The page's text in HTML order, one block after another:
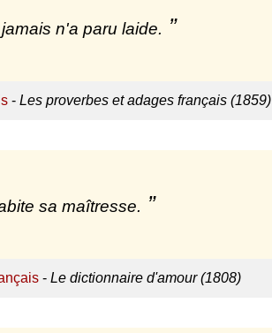
n'a paru laide.
- Les proverbes et adages français (1859)
sa maîtresse.
- Le dictionnaire d'amour (1808)